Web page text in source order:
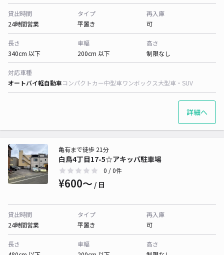
貸出時間
24時間営業
タイプ
平置き
再入庫
可
長さ
340cm 以下
車幅
200cm 以下
高さ
制限なし
対応車種
オートバイ軽自動車コンパクトカー中型車ワンボックス大型車・SUV
詳細へ
白鳥4丁目17-5☆アキッパ駐車場
亀有まで徒歩 21分
0 / 0件
¥600〜 / 日
貸出時間
24時間営業
タイプ
平置き
再入庫
可
長さ
車幅
高さ